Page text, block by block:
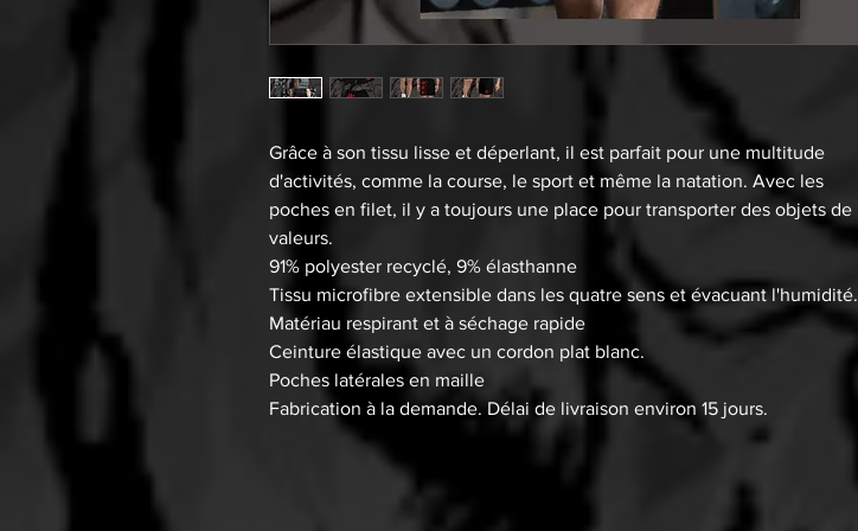
Grâce à son tissu lisse et déperlant, il est parfait pour une multitude
d'activités, comme la course, le sport et même la natation. Avec les
poches en filet, il y a toujours une place pour transporter des objets de
valeurs.
91% polyester recyclé, 9% élasthanne
Tissu microfibre extensible dans les quatre sens et évacuant l'humidité.
Matériau respirant et à séchage rapide
Ceinture élastique avec un cordon plat blanc.
Poches latérales en maille
Fabrication à la demande. Délai de livraison environ 15 jours.